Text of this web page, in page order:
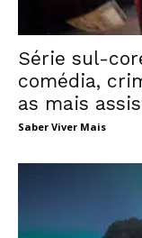
Série sul-
comédia,
as mais
Saber Viver Mais